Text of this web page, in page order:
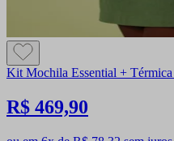
Kit Mochila Essential +
R$ 469,90